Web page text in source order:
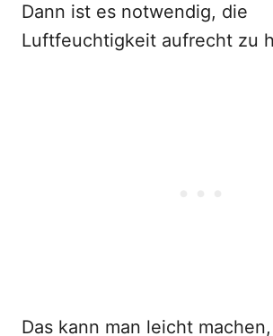
Dann ist es notwendig, die
Luftfeuchtigkeit aufrecht zu
Das kann man leicht